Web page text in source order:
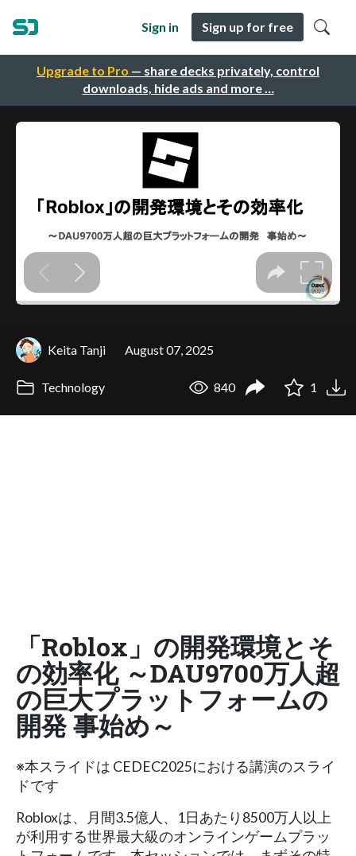
Upgrade to Pro — share decks privately, control
downloads, hide ads and more …
Sign in Sign up for free
Keita Tanji August 07, 2025
Technology 840 1
「Roblox」の開発環境とそ
の効率化 ～DAU9700万人超
の巨大プラットフォームの
開発 事始め～
※本スライドは CEDEC2025における講演のスライ
ドです
Robloxは、月間3.5億人、1日あたり8500万人以上
が利用する世界最大級のオンラインゲームプラッ